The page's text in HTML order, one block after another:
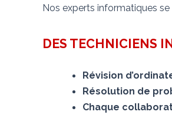
Nos experts informatiques
DES TECHNICIENS
Révision
Résolution de
Chaque